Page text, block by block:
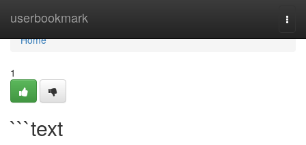
userbookmark
Home
Home
1
```text